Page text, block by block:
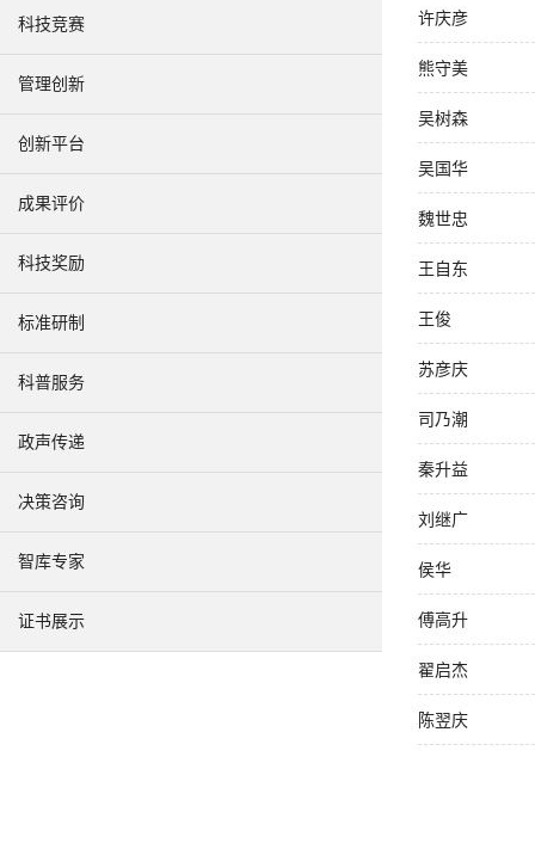
科技竞赛
管理创新
创新平台
成果评价
科技奖励
标准研制
科普服务
政声传递
决策咨询
智库专家
证书展示
许庆彦
熊守美
吴树森
吴国华
魏世忠
王自东
王俊
苏彦庆
司乃潮
秦升益
刘继广
侯华
傅高升
翟启杰
陈翌庆